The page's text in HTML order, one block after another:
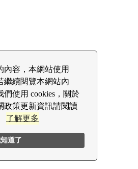
內容，本網站使用
繼續閱覽本網站內
使用 cookies，關於
政策更新資訊請閱讀
了解更多
道了